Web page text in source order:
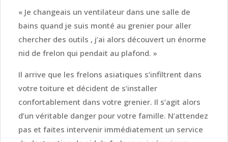
« Je changeais un ventilateur dans une salle de
bains quand je suis monté au grenier pour aller
chercher des outils , j’ai alors découvert un énorme
nid de frelon qui pendait au plafond. »
Il arrive que les frelons asiatiques s’infiltrent dans
votre toiture et décident de s’installer
confortablement dans votre grenier. Il s’agit alors
d’un véritable danger pour votre famille. N’attendez
pas et faites intervenir immédiatement un service